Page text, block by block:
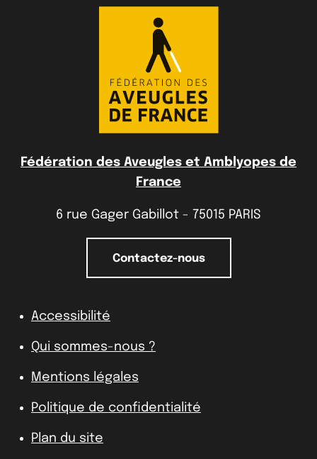
Fédération des Aveugles et Amblyopes de
France
6 rue Gager Gabillot - 75015 PARIS
Contactez-nous
Accessibilité
Qui sommes-nous ?
Mentions légales
Politique de confidentialité
Plan du site